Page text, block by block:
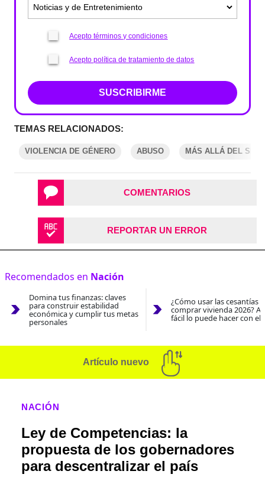
Acepto términos y condiciones
Acepto política de tratamiento de datos
SUSCRIBIRME
TEMAS RELACIONADOS:
VIOLENCIA DE GÉNERO ABUSO MÁS ALLÁ DEL
COMENTARIOS
REPORTAR UN ERROR
Recomendados en Nación
Domina tus finanzas: claves
para construir estabilidad
económica y cumplir tus metas
personales
¿Cómo usar las cesantías
comprar vivienda 2026?
fácil lo puede hacer con el
Artículo nuevo
NACIÓN
Ley de Competencias: la
propuesta de los gobernadores
para descentralizar el país